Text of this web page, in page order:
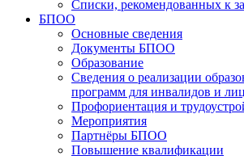
Списки, рекомендованных к
БПОО
Основные сведения
Документы БПОО
Образование
Сведения о реализации
программ для инвалидов и
Профориентация и
Мероприятия
Партнёры БПОО
Повышение квалификации